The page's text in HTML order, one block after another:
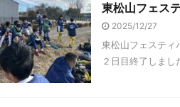
東松山フェス
2025/12/27
東松山フェスティ
２日目終了しまし